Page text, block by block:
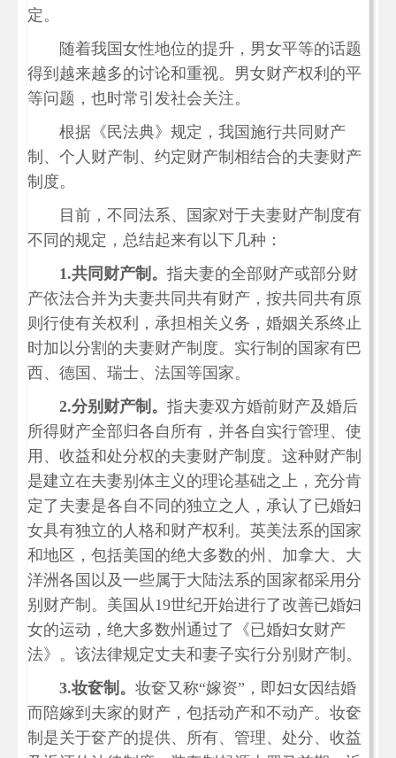
定。
随着我国女性地位的提升，男女平等的话题
得到越来越多的讨论和重视。男女财产权利的平
等问题，也时常引发社会关注。
根据《民法典》规定，我国施行共同财产
制、个人财产制、约定财产制相结合的夫妻财产
制度。
目前，不同法系、国家对于夫妻财产制度有
不同的规定，总结起来有以下几种：
1.共同财产制。 指夫妻的全部财产或部分财
产依法合并为夫妻共同共有财产，按共同共有原
则行使有关权利，承担相关义务，婚姻关系终止
时加以分割的夫妻财产制度。实行制的国家有巴
西、德国、瑞士、法国等国家。
2.分别财产制。 指夫妻双方婚前财产及婚后
所得财产全部归各自所有，并各自实行管理、使
用、收益和处分权的夫妻财产制度。这种财产制
是建立在夫妻别体主义的理论基础之上，充分肯
定了夫妻是各自不同的独立之人，承认了已婚妇
女具有独立的人格和财产权利。英美法系的国家
和地区，包括美国的绝大多数的州、加拿大、大
洋洲各国以及一些属于大陆法系的国家都采用分
别财产制。美国从19世纪开始进行了改善已婚妇
女的运动，绝大多数州通过了《已婚妇女财产
法》。该法律规定丈夫和妻子实行分别财产制。
3.妆奁制。 妆奁又称“嫁资”，即妇女因结婚
而陪嫁到夫家的财产，包括动产和不动产。妆奁
制是关于奁产的提供、所有、管理、处分、收益